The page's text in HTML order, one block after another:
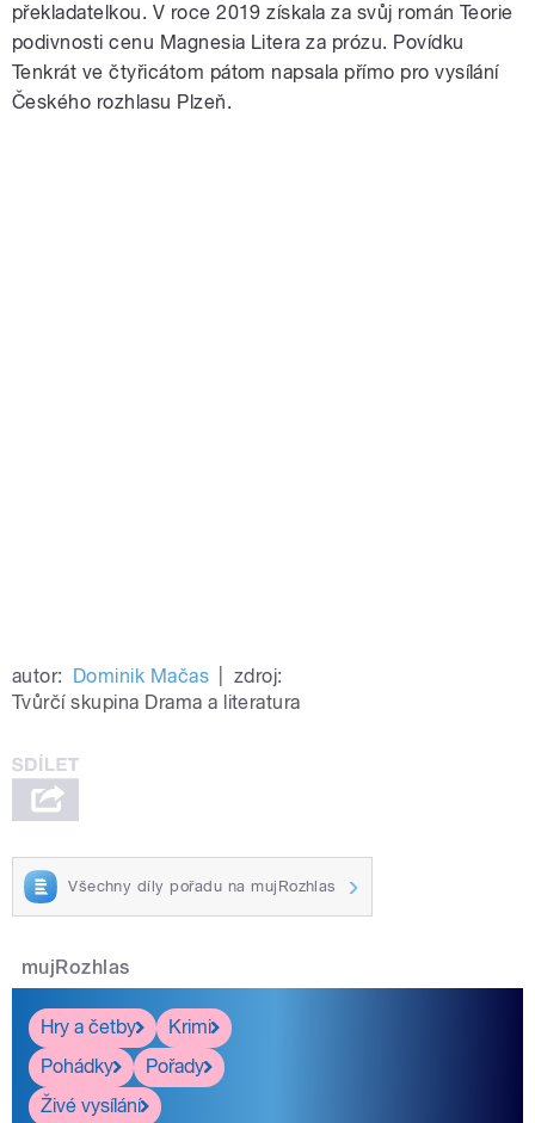
překladatelkou. V roce 2019 získala za svůj román Teorie
podivnosti cenu Magnesia Litera za prózu. Povídku
Tenkrát ve čtyřicátom pátom napsala přímo pro vysílání
Českého rozhlasu Plzeň.
autor: Dominik Mačas
zdroj:
Tvůrčí skupina Drama a literatura
Všechny díly pořadu na mujRozhlas
mujRozhlas
Hry a četby
Krimi
Pohádky
Pořady
Živé vysílání